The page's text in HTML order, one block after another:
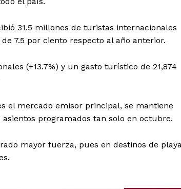
31.5 millones de turistas internacionales
7.5 por ciento respecto al año anterior.
(+13.7%) y un gasto turístico de 21,874
el mercado emisor principal, se mantiene
programados tan solo en octubre.
mayor fuerza, pues en destinos de